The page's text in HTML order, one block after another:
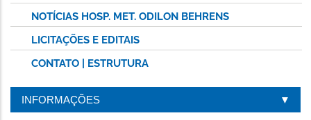
NOTÍCIAS HOSP. MET. ODILON BEHRENS
LICITAÇÕES E EDITAIS
CONTATO | ESTRUTURA
INFORMAÇÕES